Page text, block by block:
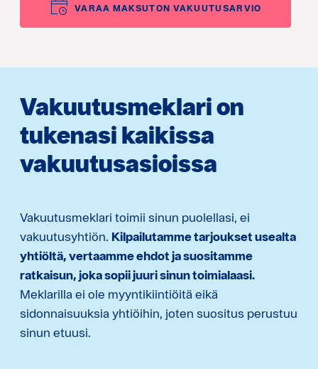
VARAA MAKSUTON VAKUUTUSARVIO
Vakuutusmeklari on
tukenasi kaikissa
vakuutusasioissa
Vakuutusmeklari toimii sinun puolellasi, ei
vakuutusyhtiön. Kilpailutamme tarjoukset usealta
yhtiöltä, vertaamme ehdot ja suositamme
ratkaisun, joka sopii juuri sinun toimialaasi.
Meklarilla ei ole myyntikiintiöitä eikä
sidonnaisuuksia yhtiöihin, joten suositus perustuu
sinun etuusi.